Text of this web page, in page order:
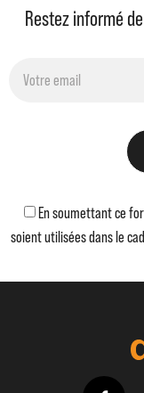
Restez informé
En soumettant ce
soient utilisées dans le